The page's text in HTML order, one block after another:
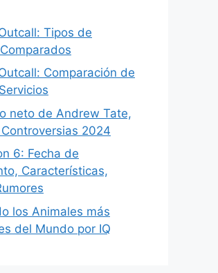
Tipos de
Comparación de
neto de Andrew Tate,
2024
6: Fecha de
Características,
los Animales más
del Mundo por IQ